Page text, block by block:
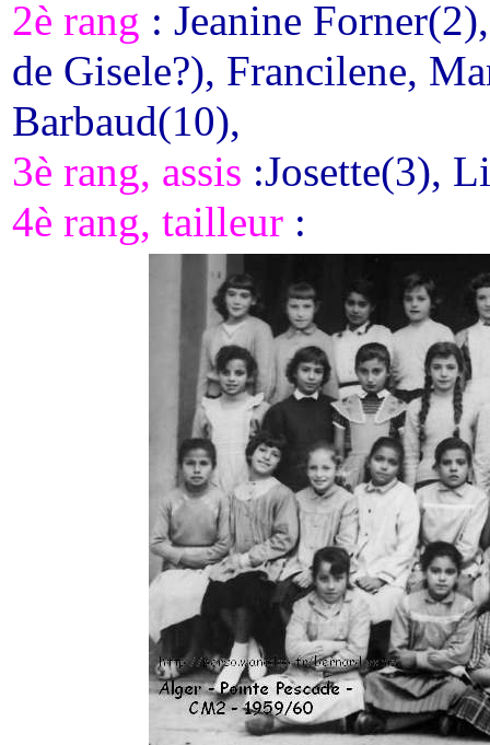
2è rang : Jeanine
de Gisele?), Francilene,
Barbaud(10),
3è rang, assis :Josette(3),
4è rang, tailleur :